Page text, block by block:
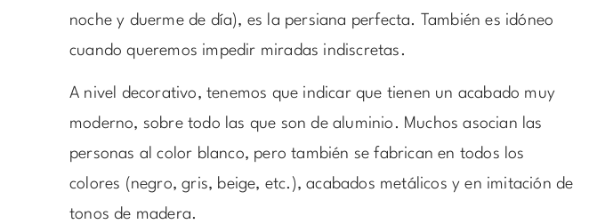
noche y duerme de día), es la persiana perfecta. También es idóneo
cuando queremos impedir miradas indiscretas.
A nivel decorativo, tenemos que indicar que tienen un acabado muy
moderno, sobre todo las que son de aluminio. Muchos asocian las
personas al color blanco, pero también se fabrican en todos los
colores (negro, gris, beige, etc.), acabados metálicos y en imitación de
tonos de madera.